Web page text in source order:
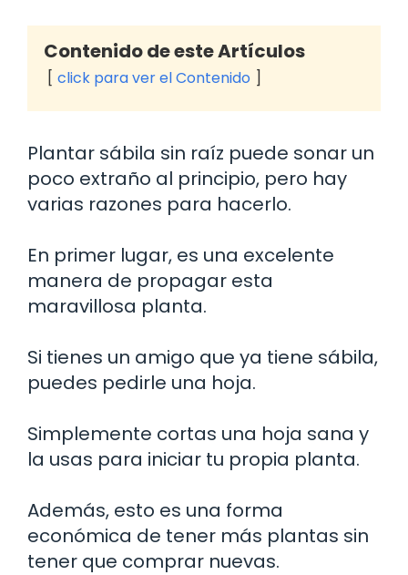
Contenido de este Artículos
click para ver el Contenido
Plantar sábila sin raíz puede sonar un
poco extraño al principio, pero hay
varias razones para hacerlo.
En primer lugar, es una excelente
manera de propagar esta
maravillosa planta.
Si tienes un amigo que ya tiene sábila,
puedes pedirle una hoja.
Simplemente cortas una hoja sana y
la usas para iniciar tu propia planta.
Además, esto es una forma
económica de tener más plantas sin
tener que comprar nuevas.